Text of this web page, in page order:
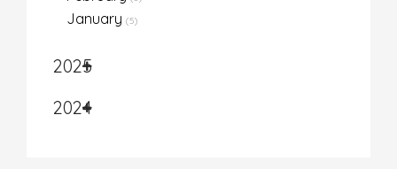
January (5)
2025
2024